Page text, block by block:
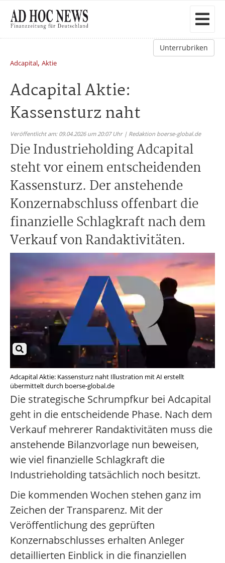
Unterrubriken
Adcapital, Aktie
Adcapital Aktie:
Kassensturz naht
Veröffentlicht am: 09.04.2026 um 20:07 Uhr | Redaktion boerse-global.de
Die Industrieholding Adcapital
steht vor einem entscheidenden
Kassensturz. Der anstehende
Konzernabschluss offenbart die
finanzielle Schlagkraft nach dem
Verkauf von Randaktivitäten.
Adcapital Aktie: Kassensturz naht Illustration mit AI erstellt
übermittelt durch boerse-global.de
Die strategische Schrumpfkur bei Adcapital
geht in die entscheidende Phase. Nach dem
Verkauf mehrerer Randaktivitäten muss die
anstehende Bilanzvorlage nun beweisen,
wie viel finanzielle Schlagkraft die
Industrieholding tatsächlich noch besitzt.
Die kommenden Wochen stehen ganz im
Zeichen der Transparenz. Mit der
Veröffentlichung des geprüften
Konzernabschlusses erhalten Anleger
detaillierten Einblick in die finanziellen